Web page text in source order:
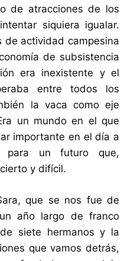
de atracciones de los
siquiera igualar.
de actividad campesina
de subsistencia
era inexistente y el
entre todos los
la vaca como eje
un mundo en el que
importante en el día a
para un futuro que,
y difícil.
que se nos fue de
año largo de franco
siete hermanos y la
que vamos detrás,